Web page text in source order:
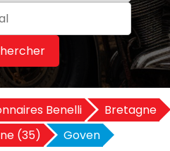
Benelli
Bretagne
(35)
Goven